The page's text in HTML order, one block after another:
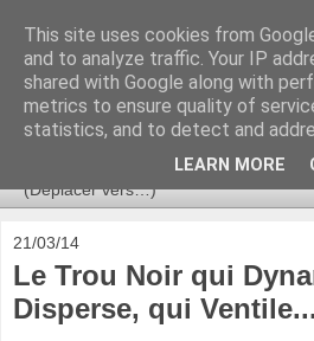
Ça se passe là
Astronomie, Astrophysique,
L'infini se contemple, indéfiniment.
21/03/14
Le Trou Noir qui
Disperse, qui
This site uses cookies from
and to analyze traffic. Your IP
shared with Google along with
metrics to ensure quality of
statistics, and to detect and
LEARN MORE